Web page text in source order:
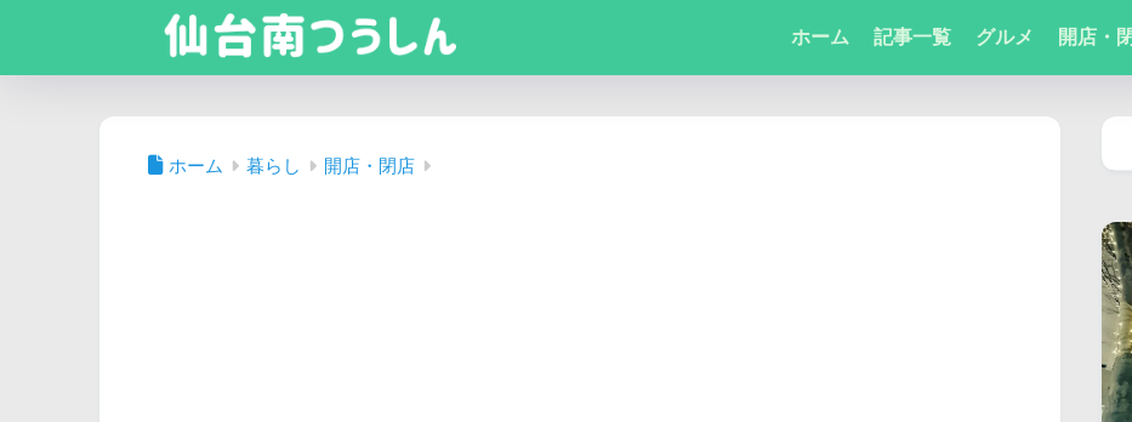
ホーム 記事一覧 グルメ 開店・
ホーム 暮らし 開店・閉店